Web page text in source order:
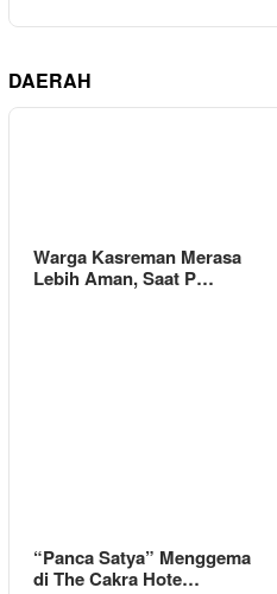
DAERAH
Warga Kasreman Merasa
Lebih Aman, Saat P…
“Panca Satya” Menggema
di The Cakra Hote…